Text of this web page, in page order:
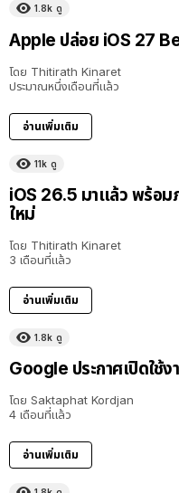
1.8k ดู
Apple ปล่อย iOS 27
โดย Thitirath Kinaret
ประมาณหนึ่งเดือนที่แล้ว
อ่านเพิ่มเติม
11k ดู
iOS 26.5 มาแล้ว พร้อ
ใหม่
โดย Thitirath Kinaret
3 เดือนที่แล้ว
อ่านเพิ่มเติม
1.8k ดู
Google ประกาศเปิดใช้
โดย Saktaphat Kordjan
4 เดือนที่แล้ว
อ่านเพิ่มเติม